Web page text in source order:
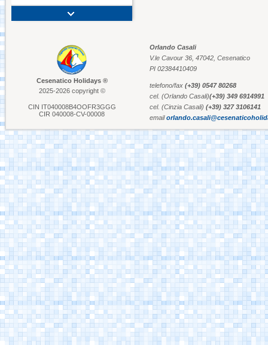
Adriatic Golf Club
Mirabilandia Ravenna
Aquafan Riccione
Parco Oltremare -
Fiabilandia Rimini
Italia in Miniatura -
Rimini
Le Navi Acquario -
Cattolica
Porto Canale Cervia
Cesenatico Holidays ®
2025-2026 copyright ©
CIN IT040008B4OOFR3GGG
CIR 040008-CV-00008
Orlando Casali
V.le Cavour 36, 47042, Cesenatico
PI 02384410409
telefono/fax (+39) 0547 80268
cel. (Orlando Casali)(+39) 349 6914991
cel. (Cinzia Casali) (+39) 327 3106141
email